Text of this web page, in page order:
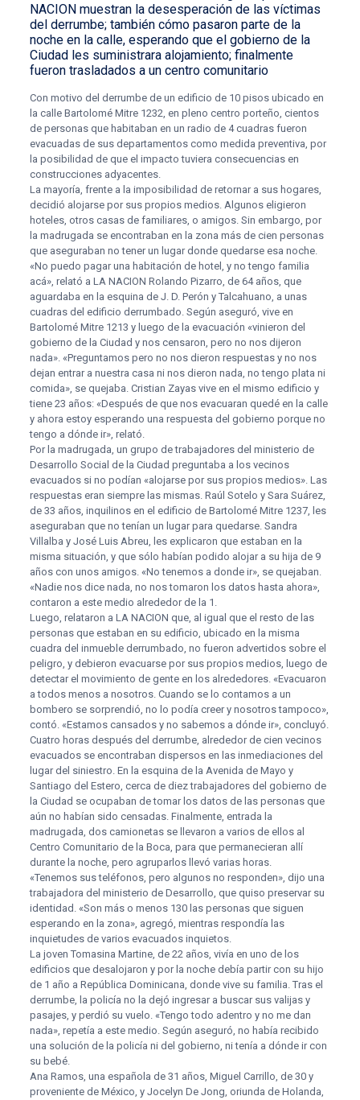
NACION muestran la desesperación de las víctimas
del derrumbe; también cómo pasaron parte de la
noche en la calle, esperando que el gobierno de la
Ciudad les suministrara alojamiento; finalmente
fueron trasladados a un centro comunitario
Con motivo del derrumbe de un edificio de 10 pisos ubicado en
la calle Bartolomé Mitre 1232, en pleno centro porteño, cientos
de personas que habitaban en un radio de 4 cuadras fueron
evacuadas de sus departamentos como medida preventiva, por
la posibilidad de que el impacto tuviera consecuencias en
construcciones adyacentes.
La mayoría, frente a la imposibilidad de retornar a sus hogares,
decidió alojarse por sus propios medios. Algunos eligieron
hoteles, otros casas de familiares, o amigos. Sin embargo, por
la madrugada se encontraban en la zona más de cien personas
que aseguraban no tener un lugar donde quedarse esa noche.
«No puedo pagar una habitación de hotel, y no tengo familia
acá», relató a LA NACION Rolando Pizarro, de 64 años, que
aguardaba en la esquina de J. D. Perón y Talcahuano, a unas
cuadras del edificio derrumbado. Según aseguró, vive en
Bartolomé Mitre 1213 y luego de la evacuación «vinieron del
gobierno de la Ciudad y nos censaron, pero no nos dijeron
nada». «Preguntamos pero no nos dieron respuestas y no nos
dejan entrar a nuestra casa ni nos dieron nada, no tengo plata ni
comida», se quejaba. Cristian Zayas vive en el mismo edificio y
tiene 23 años: «Después de que nos evacuaran quedé en la calle
y ahora estoy esperando una respuesta del gobierno porque no
tengo a dónde ir», relató.
Por la madrugada, un grupo de trabajadores del ministerio de
Desarrollo Social de la Ciudad preguntaba a los vecinos
evacuados si no podían «alojarse por sus propios medios». Las
respuestas eran siempre las mismas. Raúl Sotelo y Sara Suárez,
de 33 años, inquilinos en el edificio de Bartolomé Mitre 1237, les
aseguraban que no tenían un lugar para quedarse. Sandra
Villalba y José Luis Abreu, les explicaron que estaban en la
misma situación, y que sólo habían podido alojar a su hija de 9
años con unos amigos. «No tenemos a donde ir», se quejaban.
«Nadie nos dice nada, no nos tomaron los datos hasta ahora»,
contaron a este medio alrededor de la 1.
Luego, relataron a LA NACION que, al igual que el resto de las
personas que estaban en su edificio, ubicado en la misma
cuadra del inmueble derrumbado, no fueron advertidos sobre el
peligro, y debieron evacuarse por sus propios medios, luego de
detectar el movimiento de gente en los alrededores. «Evacuaron
a todos menos a nosotros. Cuando se lo contamos a un
bombero se sorprendió, no lo podía creer y nosotros tampoco»,
contó. «Estamos cansados y no sabemos a dónde ir», concluyó.
Cuatro horas después del derrumbe, alrededor de cien vecinos
evacuados se encontraban dispersos en las inmediaciones del
lugar del siniestro. En la esquina de la Avenida de Mayo y
Santiago del Estero, cerca de diez trabajadores del gobierno de
la Ciudad se ocupaban de tomar los datos de las personas que
aún no habían sido censadas. Finalmente, entrada la
madrugada, dos camionetas se llevaron a varios de ellos al
Centro Comunitario de la Boca, para que permanecieran allí
durante la noche, pero agruparlos llevó varias horas.
«Tenemos sus teléfonos, pero algunos no responden», dijo una
trabajadora del ministerio de Desarrollo, que quiso preservar su
identidad. «Son más o menos 130 las personas que siguen
esperando en la zona», agregó, mientras respondía las
inquietudes de varios evacuados inquietos.
La joven Tomasina Martine, de 22 años, vivía en uno de los
edificios que desalojaron y por la noche debía partir con su hijo
de 1 año a República Dominicana, donde vive su familia. Tras el
derrumbe, la policía no la dejó ingresar a buscar sus valijas y
pasajes, y perdió su vuelo. «Tengo todo adentro y no me dan
nada», repetía a este medio. Según aseguró, no había recibido
una solución de la policía ni del gobierno, ni tenía a dónde ir con
su bebé.
Ana Ramos, una española de 31 años, Miguel Carrillo, de 30 y
proveniente de México, y Jocelyn De Jong, oriunda de Holanda,